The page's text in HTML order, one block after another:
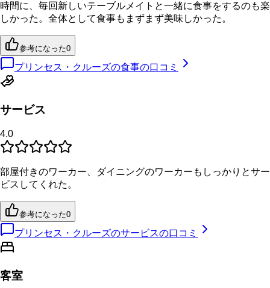
時間に、毎回新しいテーブルメイトと一緒に食事をするのも楽
しかった。全体として食事もまずまず美味しかった。
参考になった0
プリンセス・クルーズの食事の口コミ
サービス
4.0
部屋付きのワーカー、ダイニングのワーカーもしっかりとサー
ビスしてくれた。
参考になった0
プリンセス・クルーズのサービスの口コミ
客室